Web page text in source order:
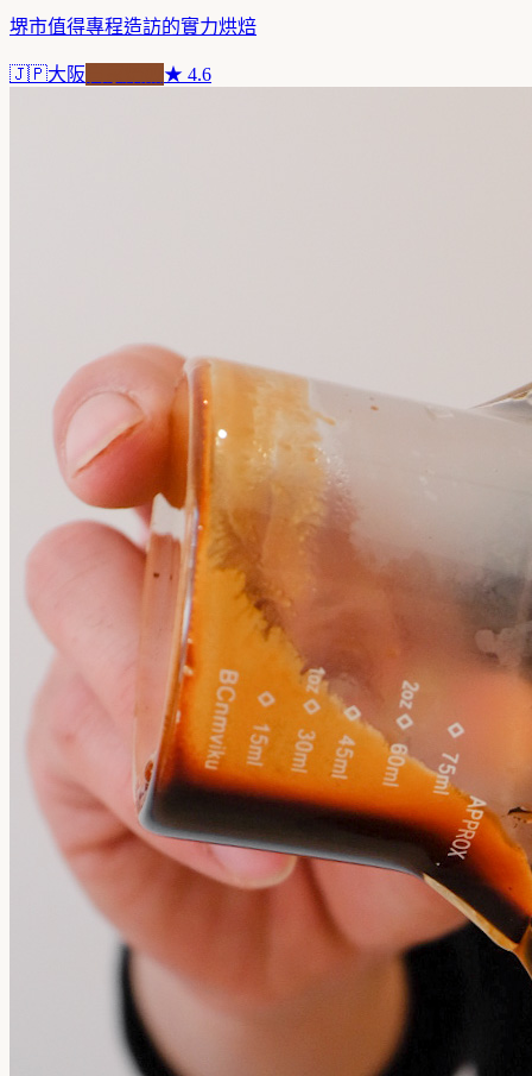
堺市值得專程造訪的實力烘焙
🇯🇵大阪 ★ 4.6